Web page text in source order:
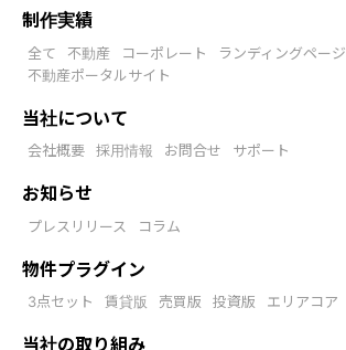
制作実績
全て 不動産 コーポレート
ランディングページ
不動産ポータルサイト
当社について
会社概要 採用情報 お問合せ サポート
お知らせ
プレスリリース コラム
物件プラグイン
3点セット 賃貸版 売買版 投資版 エリアコア
当社の取り組み